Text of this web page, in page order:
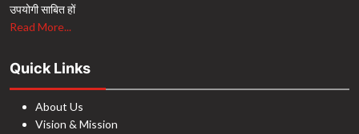
उपयोगी साबित हों
Read More...
Quick Links
About Us
Vision & Mission